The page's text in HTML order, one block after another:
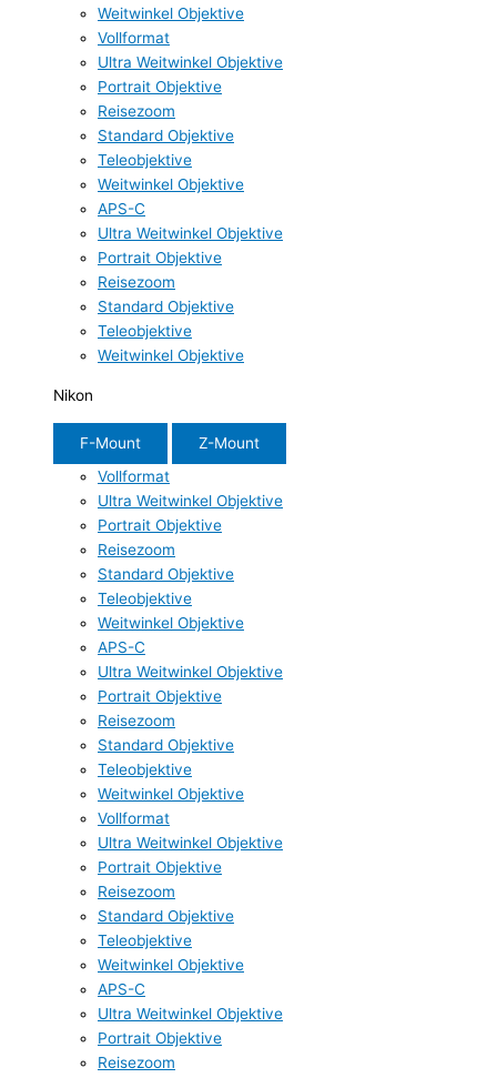
Weitwinkel Objektive
Vollformat
Ultra Weitwinkel Objektive
Portrait Objektive
Reisezoom
Standard Objektive
Teleobjektive
Weitwinkel Objektive
APS-C
Ultra Weitwinkel Objektive
Portrait Objektive
Reisezoom
Standard Objektive
Teleobjektive
Weitwinkel Objektive
Nikon
F-Mount
Z-Mount
Vollformat
Ultra Weitwinkel Objektive
Portrait Objektive
Reisezoom
Standard Objektive
Teleobjektive
Weitwinkel Objektive
APS-C
Ultra Weitwinkel Objektive
Portrait Objektive
Reisezoom
Standard Objektive
Teleobjektive
Weitwinkel Objektive
Vollformat
Ultra Weitwinkel Objektive
Portrait Objektive
Reisezoom
Standard Objektive
Teleobjektive
Weitwinkel Objektive
APS-C
Ultra Weitwinkel Objektive
Portrait Objektive
Reisezoom